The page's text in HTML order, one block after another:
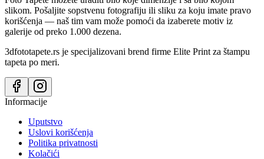
slikom. Pošaljite sopstvenu fotografiju ili sliku za koju imate pravo
korišćenja — naš tim vam može pomoći da izaberete motiv iz
galerije od preko 1.000 dezena.
3dfototapete.rs je specijalizovani brend firme Elite Print za štampu
tapeta po meri.
Informacije
Uputstvo
Uslovi korišćenja
Politika privatnosti
Kolačići